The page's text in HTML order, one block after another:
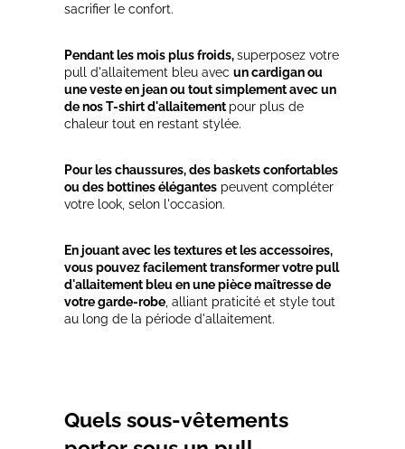
sacrifier le confort.
Pendant les mois plus froids,superposez votre
pull d'allaitement bleu avec un cardigan ou
une veste en jean ou tout simplement avec un
de nos T-shirt d'allaitement pour plus de
chaleur tout en restant stylée.
Pour les chaussures, des baskets confortables
ou des bottines élégantes peuvent compléter
votre look, selon l'occasion.
En jouant avec les textures et les accessoires,
vous pouvez facilement transformer votre pull
d'allaitement bleu en une pièce maîtresse de
votre garde-robe , alliant praticité et style tout
au long de la période d'allaitement.
Quels sous-vêtements